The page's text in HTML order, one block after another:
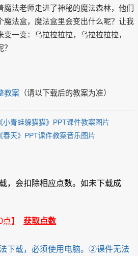
法老师走进了神秘的魔法森林，他们
魔法盒，魔法盒里会变出什么呢？让我
一变：乌拉拉拉拉，乌拉拉拉拉，
教案 （请以下载后的教案为准）
小青蛙躲猫猫》PPT课件教案图片
春天》PPT课件教案音乐图片
，会扣除相应点数。如未下载成
】 获取点数
下载，必须使用电脑。②课件无法